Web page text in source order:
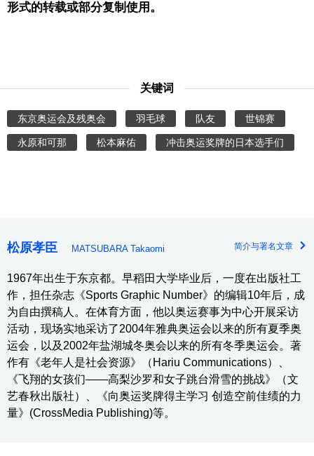
形式的转载或部分复制使用。
关键词
东京奥运会及残奥会 羽毛球 队友 世锦赛
永原和可那 松本麻佑 冲击奥运奖牌的日本选手们
松原孝臣 MATSUBARA Takaomi 简介与署名文章
1967年出生于东京都。早稻田大学毕业后，一度在出版社工
作，担任杂志《Sports Graphic Number》的编辑10年后，成
为自由撰稿人。在体育方面，他以奥运赛事为中心开展采访
活动，现场实地采访了2004年雅典奥运会以来的所有夏季奥
运会，以及2002年盐湖城冬奥会以来的所有冬季奥运会。著
作有《老年人是社会资源》（Hariu Communications）、
《飞翔的女孩们——高梨沙罗和女子跳台滑雪的挑战》（文
艺春秋出版社）、《向奥运奖牌得主学习 创造空前佳绩的力
量》(CrossMedia Publishing)等。